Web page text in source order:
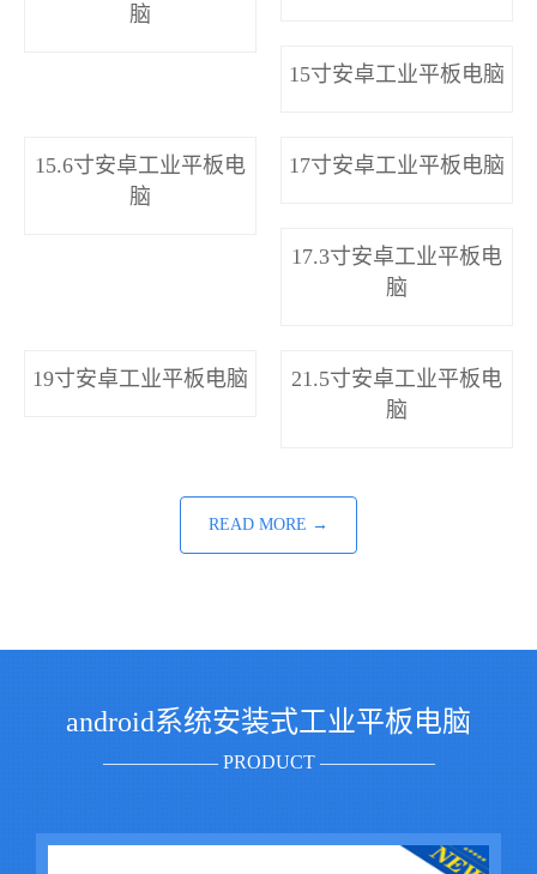
脑
15寸安卓工业平板电脑
15.6寸安卓工业平板电
脑
17寸安卓工业平板电脑
17.3寸安卓工业平板电
脑
19寸安卓工业平板电脑
21.5寸安卓工业平板电
脑
READ MORE →
android系统安装式工业平板电脑
—————— PRODUCT ——————